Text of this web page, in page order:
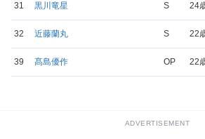
31 黒川竜星 S 24
32 近藤蘭丸 S 22
39 髙島優作 OP 22
ADVERTISEMENT